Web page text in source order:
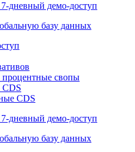
7-дневный демо-доступ
базу данных
свопы
CDS
7-дневный демо-доступ
базу данных